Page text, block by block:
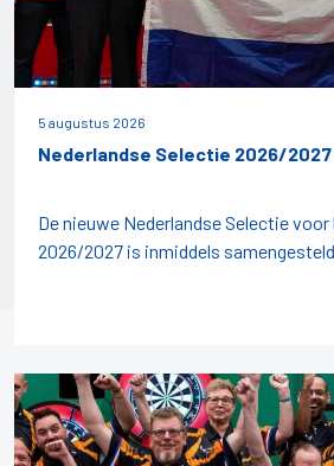
5 augustus 2026
Nederlandse Selectie 2026/
De nieuwe Nederlandse Selectie
2026/2027 is inmiddels samengesteld.